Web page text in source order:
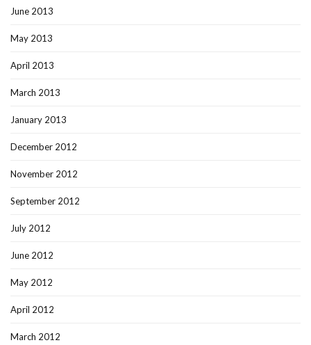
June 2013
May 2013
April 2013
March 2013
January 2013
December 2012
November 2012
September 2012
July 2012
June 2012
May 2012
April 2012
March 2012